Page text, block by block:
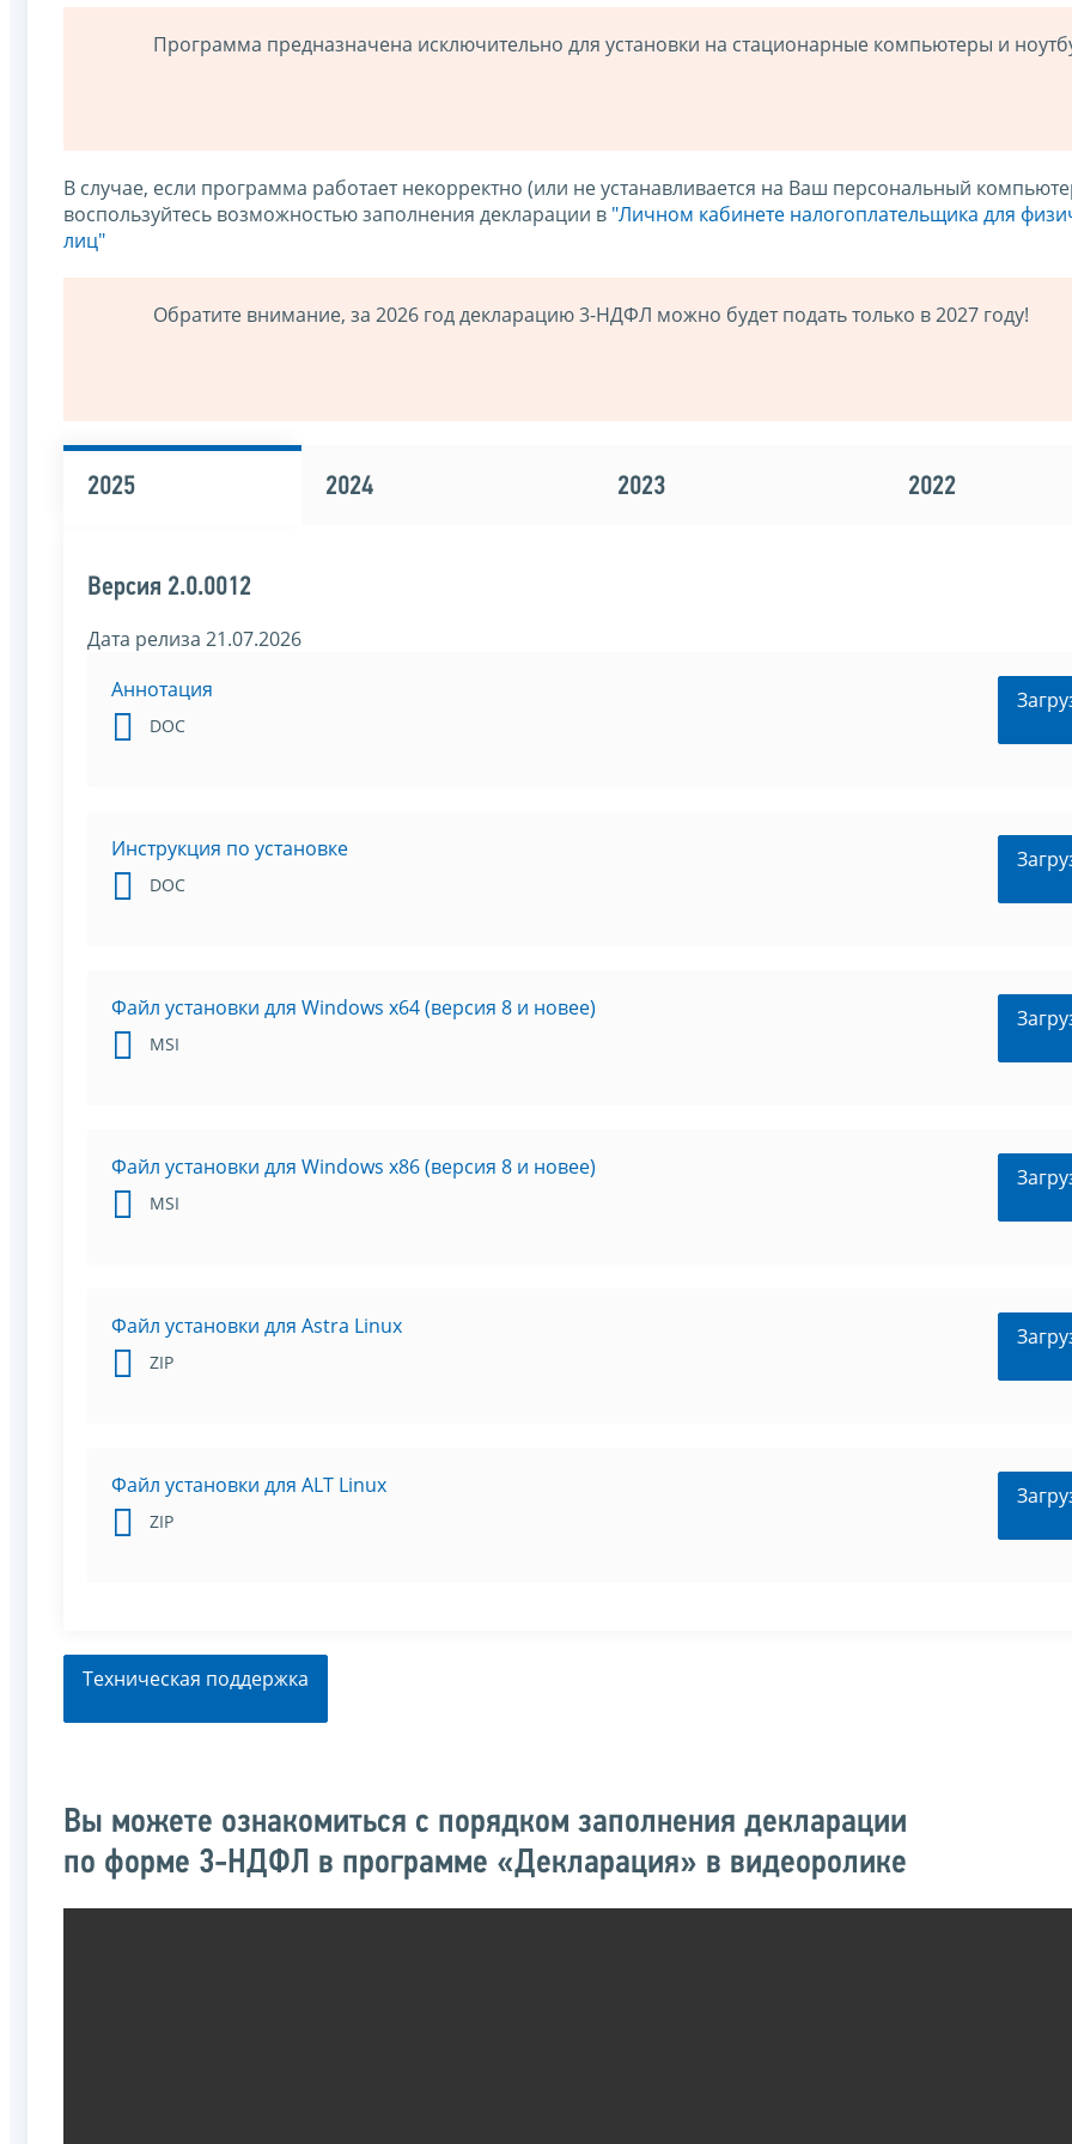
Программа предназначена исключительно для установки на стационарные компьютеры и
В случае, если программа работает некорректно (или не устанавливается на Ваш персональный
воспользуйтесь возможностью заполнения декларации в "Личном кабинете налогоплательщика для
лиц"
Обратите внимание, за 2026 год декларацию 3-НДФЛ можно будет подать только в 2027 году!
2025 2024 2023 2022
Версия 2.0.0012
Дата релиза 21.07.2026
Аннотация
DOC
Инструкция по установке
DOC
Файл установки для Windows x64 (версия 8 и новее)
MSI
Файл установки для Windows x86 (версия 8 и новее)
MSI
Файл установки для Astra Linux
ZIP
Файл установки для ALT Linux
ZIP
Техническая поддержка
Вы можете ознакомиться с порядком заполнения декларации
по форме 3-НДФЛ в программе «Декларация» в видеоролике